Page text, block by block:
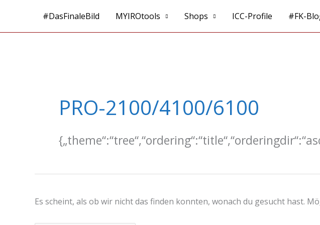
springen
#DasFinaleBild MYIROtools Shops ICC-Profile #FK-
PRO-2100/4100/6100
Es scheint, als ob wir nicht das finden konnten, wonach du gesucht hast.